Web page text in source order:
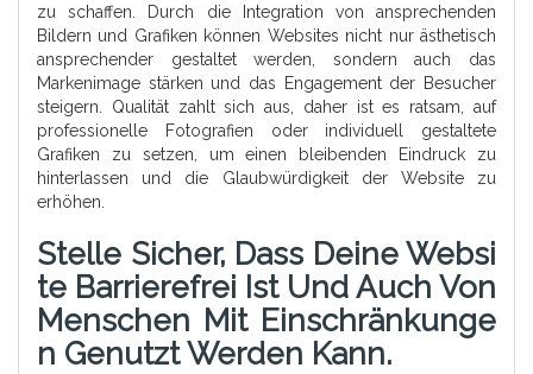
zu schaffen. Durch die Integration von ansprechenden
Bildern und Grafiken können Websites nicht nur ästhetisch
ansprechender gestaltet werden, sondern auch das
Markenimage stärken und das Engagement der Besucher
steigern. Qualität zahlt sich aus, daher ist es ratsam, auf
professionelle Fotografien oder individuell gestaltete
Grafiken zu setzen, um einen bleibenden Eindruck zu
hinterlassen und die Glaubwürdigkeit der Website zu
erhöhen.
Stelle Sicher, Dass Deine Websi
Te Barrierefrei Ist Und Auch Von
Menschen Mit Einschränkunge
N Genutzt Werden Kann.